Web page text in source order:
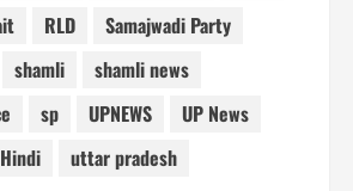
RLD
Samajwadi Party
shamli
shamli news
sp UPNEWS
UP News
uttar pradesh